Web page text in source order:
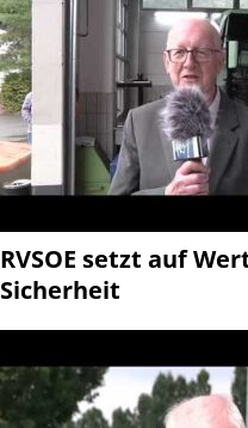
RVSOE setzt auf
Sicherheit